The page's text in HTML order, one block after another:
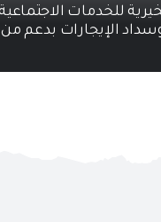
للخدمات
الإيجارات بدعم